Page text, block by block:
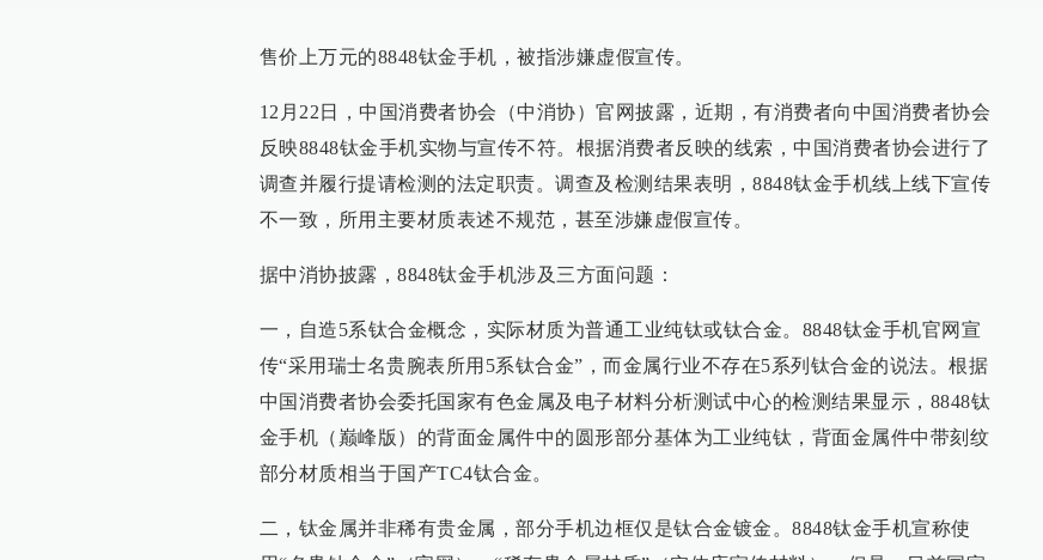
售价上万元的8848钛金手机，被指涉嫌虚假宣传。
12月22日，中国消费者协会（中消协）官网披露，近期，有消费者向中国消费者协会
反映8848钛金手机实物与宣传不符。根据消费者反映的线索，中国消费者协会进行了
调查并履行提请检测的法定职责。调查及检测结果表明，8848钛金手机线上线下宣传
不一致，所用主要材质表述不规范，甚至涉嫌虚假宣传。
据中消协披露，8848钛金手机涉及三方面问题：
一，自造5系钛合金概念，实际材质为普通工业纯钛或钛合金。8848钛金手机官网宣
传“采用瑞士名贵腕表所用5系钛合金”，而金属行业不存在5系列钛合金的说法。根据
中国消费者协会委托国家有色金属及电子材料分析测试中心的检测结果显示，8848钛
金手机（巅峰版）的背面金属件中的圆形部分基体为工业纯钛，背面金属件中带刻纹
部分材质相当于国产TC4钛合金。
二，钛金属并非稀有贵金属，部分手机边框仅是钛合金镀金。8848钛金手机宣称使